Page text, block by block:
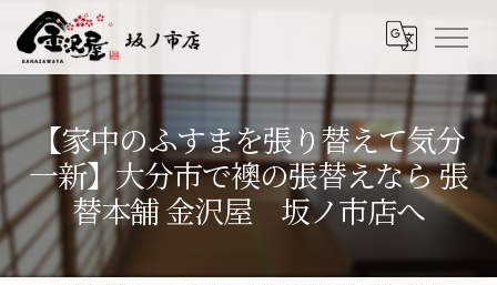
【家中のふすまを張り替えて気分
一新】大分市で襖の張替えなら 張
替本舗 金沢屋 坂ノ市店へ